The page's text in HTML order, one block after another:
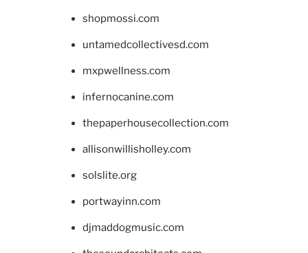
shopmossi.com
untamedcollectivesd.com
mxpwellness.com
infernocanine.com
thepaperhousecollection.com
allisonwillisholley.com
solslite.org
portwayinn.com
djmaddogmusic.com